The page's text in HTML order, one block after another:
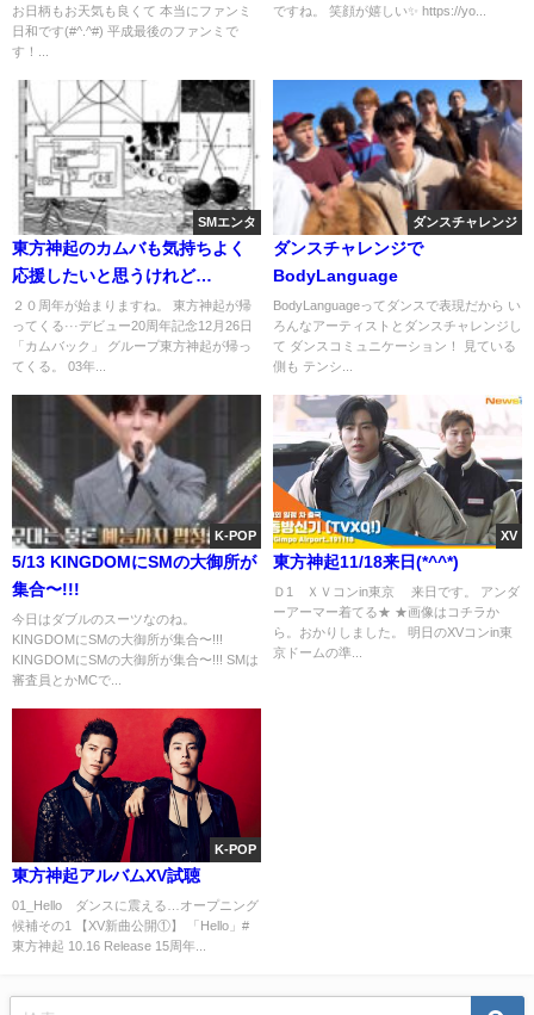
お日柄もお天気も良くて 本当にファンミ
日和です(#^.^#) 平成最後のファンミで
す！...
ですね。 笑顔が嬉しい✨️ https://yo...
SMエンタ
東方神起のカムバも気持ちよく
応援したいと思うけれど…
２０周年が始まりますね。 東方神起が帰
ってくる···デビュー20周年記念12月26日
「カムバック」 グループ東方神起が帰っ
てくる。 03年...
ダンスチャレンジ
ダンスチャレンジで
BodyLanguage
BodyLanguageってダンスで表現だから い
ろんなアーティストとダンスチャレンジし
て ダンスコミュニケーション！ 見ている
側も テンシ...
K-POP
5/13 KINGDOMにSMの大御所が
集合〜!!!
今日はダブルのスーツなのね。
KINGDOMにSMの大御所が集合〜!!!
KINGDOMにSMの大御所が集合〜!!! SMは
審査員とかMCで...
XV
東方神起11/18来日(*^^*)
Ｄ1 ＸＶコンin東京 来日です。 アンダ
ーアーマー着てる★ ★画像はコチラか
ら。おかりしました。 明日のXVコンin東
京ドームの準...
K-POP
東方神起アルバムXV試聴
01_Hello ダンスに震える…オープニング
候補その1 【XV新曲公開①】 「Hello」#
東方神起 10.16 Release 15周年...